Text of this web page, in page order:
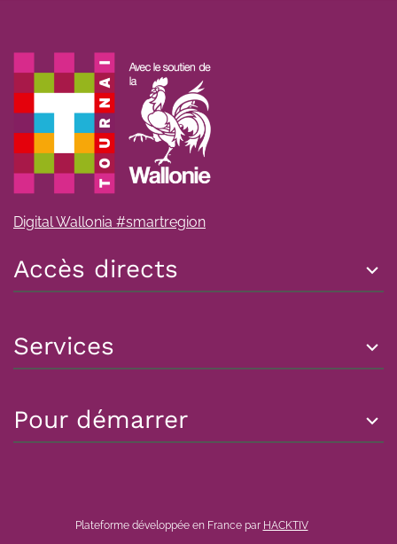
Digital Wallonia #smartregion
Accès directs
Services
Pour démarrer
Plateforme développée en France par HACKTIV